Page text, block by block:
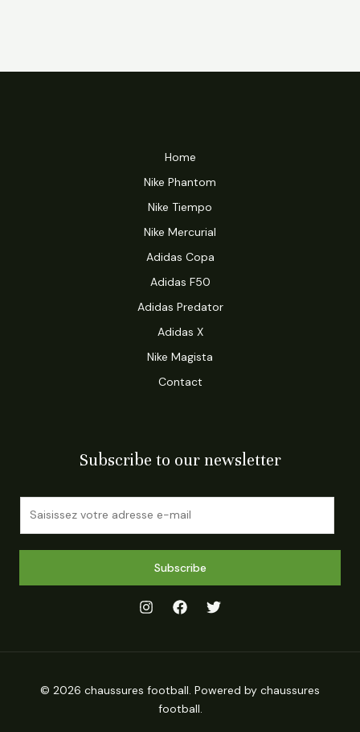
Home
Nike Phantom
Nike Tiempo
Nike Mercurial
Adidas Copa
Adidas F50
Adidas Predator
Adidas X
Nike Magista
Contact
Subscribe to our newsletter
Subscribe
© 2026 chaussures football. Powered by chaussures
football.